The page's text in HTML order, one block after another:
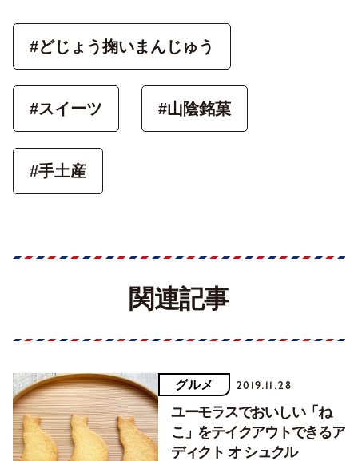
#どじょう掬いまんじゅう
#スイーツ #山陰銘菓
#手土産
関連記事
グルメ 2019.11.28
ユーモラスでおいしい「ね
こ」をテイクアウトできるア
ディクト オ シュクル